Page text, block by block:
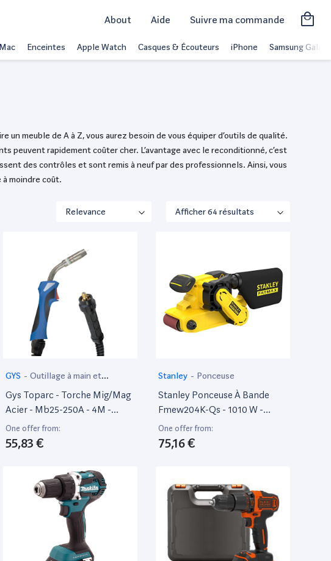
About Aide Suivre ma commande
Enceintes Apple Watch Casques & Écouteurs iPhone Samsung Galaxy
meuble de A à Z, vous aurez besoin de vous équiper d’outils de qualité.
peuvent rapidement coûter cher. L’avantage avec le reconditionné, c’est
des contrôles et sont remis à neuf par des professionnels. Ainsi, vous
moindre coût.
GYS - Outillage à main et
électroportatif
Gys Toparc - Torche Mig/Mag
Acier - Mb25-250A - 4M -
Consommable Soudure
Mig/Mag
One offer from:
55,83 €
Stanley - Ponceuse
Stanley Ponceuse À Bande
Fmew204K-Qs - 1010 W -
Vitesse 390 M/Min - Plateau
533 X 76 Mm - Filaire Et
Compacte - Poncer De
Livrée En Mallette Avec 1
Abrasif - Gamme Fatmax
One offer from:
75,16 €